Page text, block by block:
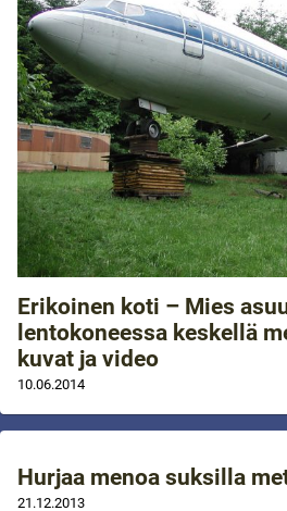
Erikoinen koti – Mies
lentokoneessa keskellä
kuvat ja video
10.06.2014
Hurjaa menoa suksilla
21.12.2013